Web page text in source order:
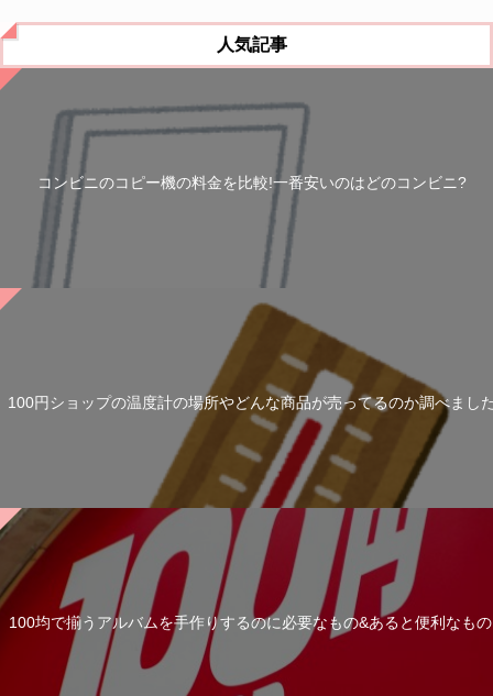
人気記事
コンビニのコピー機の料金を比較!一番安いのはどのコンビニ?
100円ショップの温度計の場所やどんな商品が売ってるのか調べまし
100均で揃うアルバムを手作りするのに必要なもの&あると便利なも